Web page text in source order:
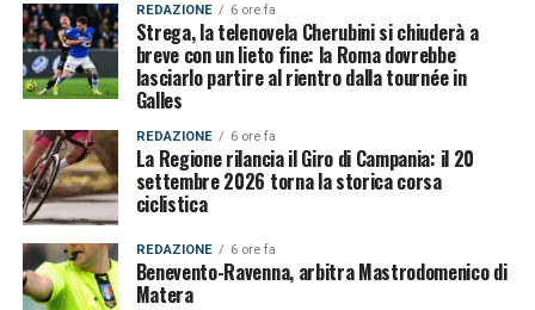
REDAZIONE 6 ore fa
Strega, la telenovela Cherubini si chiuderà a
breve con un lieto fine: la Roma dovrebbe
lasciarlo partire al rientro dalla tournée in
Galles
REDAZIONE 6 ore fa
La Regione rilancia il Giro di Campania: il 20
settembre 2026 torna la storica corsa
ciclistica
REDAZIONE 6 ore fa
Benevento-Ravenna, arbitra Mastrodomenico di
Matera